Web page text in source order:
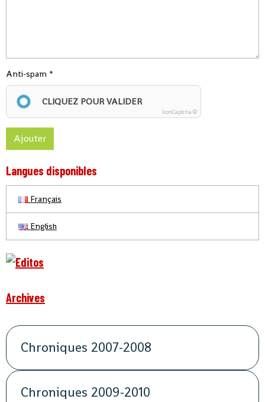
Anti-spam
CLIQUEZ POUR VALIDER
IconCaptcha ©
Ajouter
Langues disponibles
Français
English
Archives
Chroniques 2007-2008
Chroniques 2009-2010